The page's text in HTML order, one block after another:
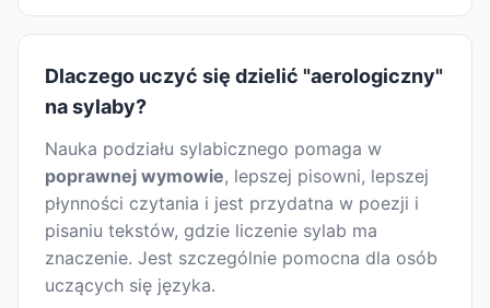
Dlaczego uczyć się dzielić "aerologiczny"
na sylaby?
Nauka podziału sylabicznego pomaga w
poprawnej wymowie, lepszej pisowni, lepszej
płynności czytania i jest przydatna w poezji i
pisaniu tekstów, gdzie liczenie sylab ma
znaczenie. Jest szczególnie pomocna dla osób
uczących się języka.